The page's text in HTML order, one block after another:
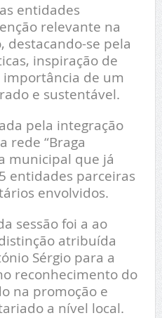
entidades
relevante na
destacando-se pela
inspiração de
de um
e sustentável.
pela integração
rede “Braga
municipal que já
entidades parceiras
envolvidos.
sessão foi a ao
atribuída
Sérgio para a
reconhecimento do
na promoção e
a nível local.